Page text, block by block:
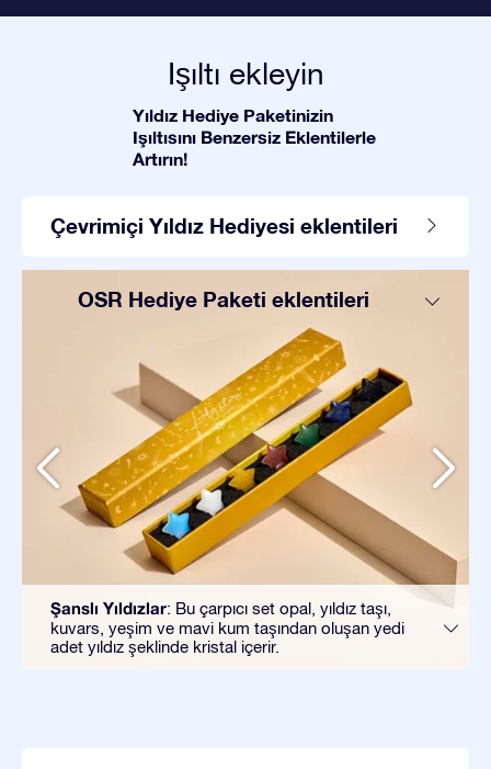
Işıltı ekleyin
Yıldız Hediye Paketinizin
Işıltısını Benzersiz Eklentilerle
Artırın!
Çevrimiçi Yıldız Hediyesi eklentileri
OSR Hediye Paketi eklentileri
Şanslı Yıldızlar: Bu çarpıcı set opal, yıldız taşı,
kuvars, yeşim ve mavi kum taşından oluşan yedi
adet yıldız şeklinde kristal içerir.